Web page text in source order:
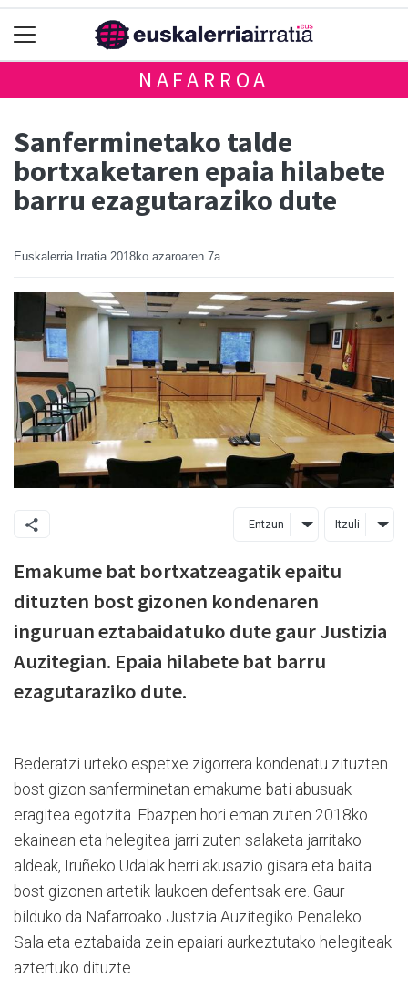
NAFARROA
Sanferminetako talde
bortxaketaren epaia hilabete
barru ezagutaraziko dute
Euskalerria Irratia 2018ko azaroaren 7a
Entzun Itzuli
Emakume bat bortxatzeagatik epaitu
dituzten bost gizonen kondenaren
inguruan eztabaidatuko dute gaur Justizia
Auzitegian. Epaia hilabete bat barru
ezagutaraziko dute.
Bederatzi urteko espetxe zigorrera kondenatu zituzten
bost gizon sanferminetan emakume bati abusuak
eragitea egotzita. Ebazpen hori eman zuten 2018ko
ekainean eta helegitea jarri zuten salaketa jarritako
aldeak, Iruñeko Udalak herri akusazio gisara eta baita
bost gizonen artetik laukoen defentsak ere. Gaur
bilduko da Nafarroako Justzia Auzitegiko Penaleko
Sala eta eztabaida zein epaiari aurkeztutako helegiteak
aztertuko dituzte.